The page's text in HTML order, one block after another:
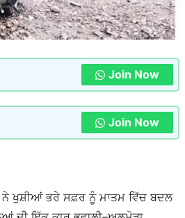
Join Now
Join Now
ਖੁਸ਼ੀਆਂ ਭਰੇ ਸਫ਼ਰ ਨੂੰ ਮਾਤਮ ਵਿੱਚ ਬਦਲ